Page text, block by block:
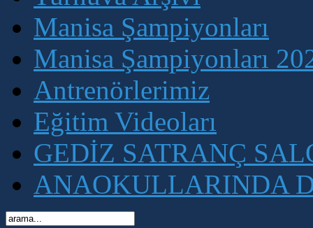
Manisa Şampiyonları
Manisa Şampiyonları
Antrenörlerimiz
Eğitim Videoları
GEDİZ SATRANÇ
ANAOKULLARINDA